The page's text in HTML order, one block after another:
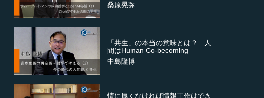
桑原晃弥
「共生」の本当の意味とは？…人
間はHuman Co-becoming
中島隆博
情に厚くなければ情報工作はでき